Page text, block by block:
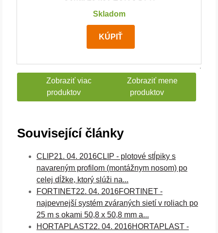
Skladom
KÚPIŤ
Zobraziť viac
produktov
Zobraziť mene
produktov
Související články
CLIP21. 04. 2016CLIP - plotové stĺpiky s
navareným profilom (montážnym nosom) po
celej dĺžke, ktorý slúži na...
FORTINET22. 04. 2016FORTINET -
najpevnejší systém zváraných sietí v roliach po
25 m s okami 50,8 x 50,8 mm a...
HORTAPLAST22. 04. 2016HORTAPLAST -